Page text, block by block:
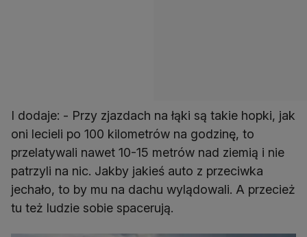
I dodaje: - Przy zjazdach na łąki są takie hopki, jak
oni lecieli po 100 kilometrów na godzinę, to
przelatywali nawet 10-15 metrów nad ziemią i nie
patrzyli na nic. Jakby jakieś auto z przeciwka
jechało, to by mu na dachu wylądowali. A przecież
tu też ludzie sobie spacerują.